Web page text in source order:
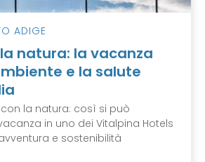
ADIGE
natura: la vacanza
e la salute
la natura: così si può
in uno dei Vitalpina Hotels
e sostenibilità